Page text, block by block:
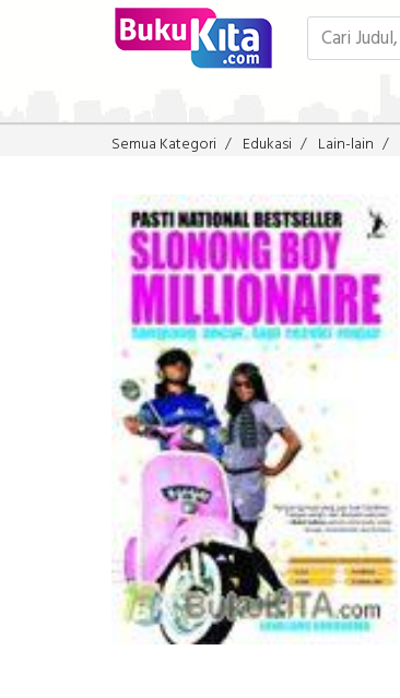
Semua Kategori
Edukasi Lain-lain